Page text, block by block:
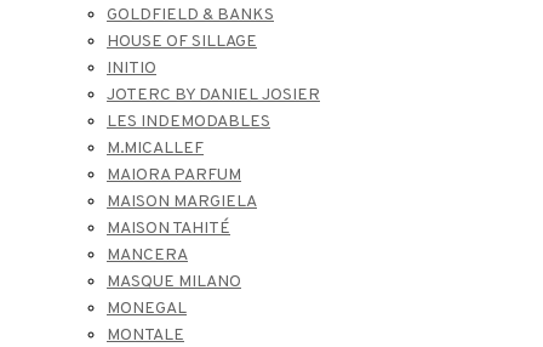
GOLDFIELD & BANKS
HOUSE OF SILLAGE
INITIO
JOTERC BY DANIEL JOSIER
LES INDEMODABLES
M.MICALLEF
MAIORA PARFUM
MAISON MARGIELA
MAISON TAHITÉ
MANCERA
MASQUE MILANO
MONEGAL
MONTALE